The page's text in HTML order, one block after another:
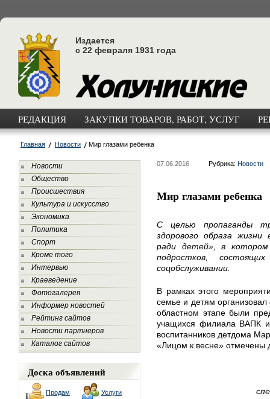
Издается
с 22 февраля 1931 года
РЕДАКЦИЯ ЗАКУПКИ ТОВАРОВ, РАБОТ, УСЛУГ
Главная Новости Мир глазами ребенка
Новости
Общество
Происшествия
Культура и искусство
Экономика
Политика
Спорт
Кроме того
Интервью
Краеведение
Фотогалерея
Информер новостей
Рейтинг сайтов
Новости партнеров
Каталог сайтов
Доска объявлений
Продам Услуги
07.06.2016 Рубрика: Новости
Мир глазами ребенка
С целью пропаганды
здорового образа
ради детей», в
подростков,
соцобслуживании.
В рамках этого
семье и детям
областном этапе были
учащихся филиала ВАПК и
воспитанников детдома
«Лицом к весне»